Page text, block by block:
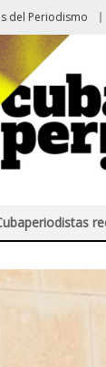
del Periodismo